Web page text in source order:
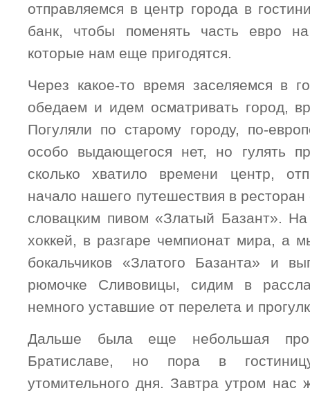
отправляемся в центр города в
банк, чтобы поменять часть евро
которые нам еще пригодятся.
Через какое-то время заселяемся в
обедаем и идем осматривать город,
Погуляли по старому городу, по-
особо выдающегося нет, но гулять
сколько хватило времени центр,
начало нашего путешествия в
словацким пивом «Златый Базант».
хоккей, в разгаре чемпионат мира, а
бокальчиков «Златого Базанта» и
рюмочке Сливовицы, сидим в
немного уставшие от перелета и
Дальше была еще небольшая
Братиславе, но пора в
утомительного дня. Завтра утром нас